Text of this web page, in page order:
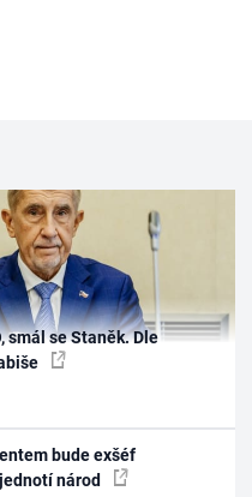
smál se Staněk. Dle
bude exšéf
národ